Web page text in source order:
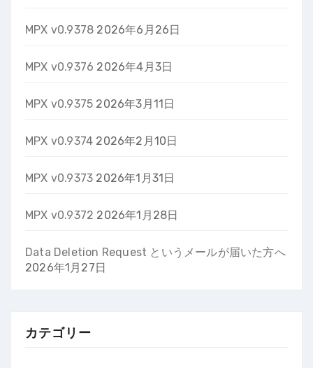
MPX v0.9378 2026年6月26日
MPX v0.9376 2026年4月3日
MPX v0.9375 2026年3月11日
MPX v0.9374 2026年2月10日
MPX v0.9373 2026年1月31日
MPX v0.9372 2026年1月28日
Data Deletion Request というメールが届いた方へ
2026年1月27日
カテゴリー